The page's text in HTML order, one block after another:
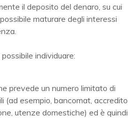
il deposito del denaro, su cui
maturare degli interessi
individuare:
prevede un numero limitato di
(ad esempio, bancomat, accredito
utenze domestiche) ed è quindi